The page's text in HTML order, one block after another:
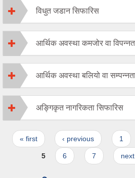
विधुत जडान सिफारिस
आर्थिक अवस्था कमजोर वा
आर्थिक अवस्था बलियो वा
अङ्गिकृत नागरिकता सिफारिस
Pages
« first ‹ previous 1
5 6 7 next